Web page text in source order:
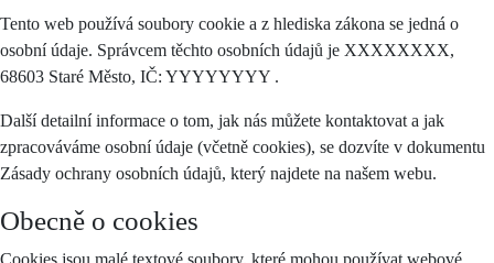
Tento web používá soubory cookie a z hlediska zákona se jedná o
osobní údaje. Správcem těchto osobních údajů je XXXXXXXX,
68603 Staré Město, IČ: YYYYYYYY .
Další detailní informace o tom, jak nás můžete kontaktovat a jak
zpracováváme osobní údaje (včetně cookies), se dozvíte v dokumentu
Zásady ochrany osobních údajů, který najdete na našem webu.
Obecně o cookies
Cookies jsou malé textové soubory, které mohou používat webové